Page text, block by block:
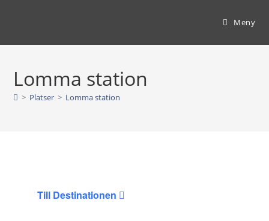
Meny
Lomma station
> Platser > Lomma station
Till Destinationen